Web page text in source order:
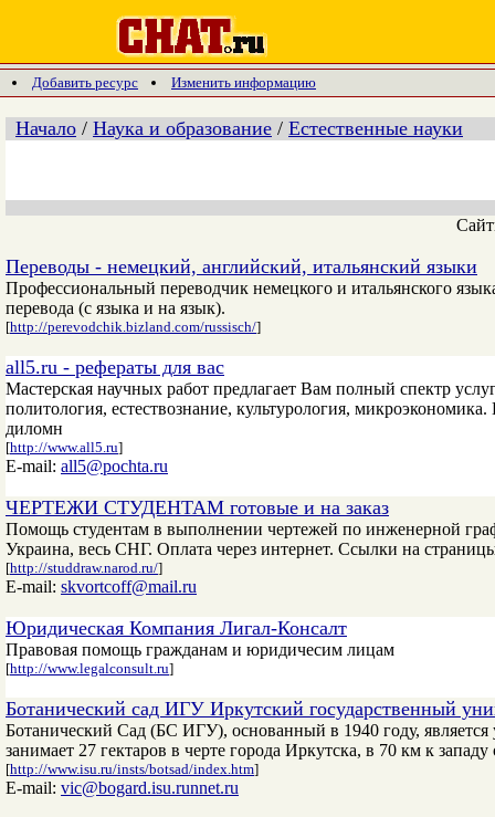
Добавить ресурс Изменить информацию
Начало / Наука и образование / Естественные науки
Переводы - немецкий, английский, итальянский языки
Профессиональный переводчик немецкого и итальянского
перевода (с языка и на язык).
[http://perevodchik.bizland.com/russisch/]
all5.ru - рефераты для вас
Мастерская научных работ предлагает Вам полный спектр
политология, естествознание, культурология,
диломн
[http://www.all5.ru]
E-mail: all5@pochta.ru
ЧЕРТЕЖИ СТУДЕНТАМ готовые и на заказ
Помощь студентам в выполнении чертежей по инженерной
Украина, весь СНГ. Оплата через интернет. Ссылки на
[http://studdraw.narod.ru/]
E-mail: skvortcoff@mail.ru
Юридическая Компания Лигал-Консалт
Правовая помощь гражданам и юридичесим лицам
[http://www.legalconsult.ru]
Ботанический сад ИГУ Иркутский государственный
Ботанический Сад (БС ИГУ), основанный в 1940 году,
занимает 27 гектаров в черте города Иркутска, в 70 км к
[http://www.isu.ru/insts/botsad/index.htm]
E-mail: vic@bogard.isu.runnet.ru